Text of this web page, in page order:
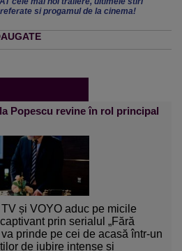
si progamul de la cinema!
Popescu revine în rol principal
și VOYO aduc pe micile
prin serialul „Fără
prinde pe cei de acasă într-un
de iubire intense și